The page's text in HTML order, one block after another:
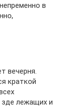
в
вечерня.
краткой
зде лежащих и